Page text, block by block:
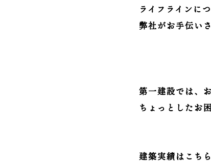
ライフラインに
弊社がお手伝い
第一建設では、
ちょっとしたお
建築実績はこちら